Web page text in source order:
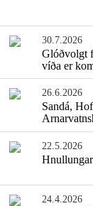
30.7.2026
Glóðvolgt
víða er
26.6.2026
Sandá,
22.5.2026
24.4.2026